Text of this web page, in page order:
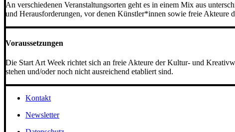
An verschiedenen Veranstaltungsorten geht es in einem Mix aus
und Herausforderungen, vor denen Künstler*innen sowie freie
Voraussetzungen
Die Start Art Week richtet sich an freie Akteure der Kultur- und
stehen und/oder noch nicht ausreichend etabliert sind.
Kontakt
Newsletter